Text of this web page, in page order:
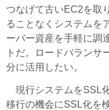
つなげて古いEC2を取
ることなくシステムを
ーバー資産を手軽に調
トだ。ロードバランサ
分に活用したい。
現行システムをSSL
移行の機会にSSL化を